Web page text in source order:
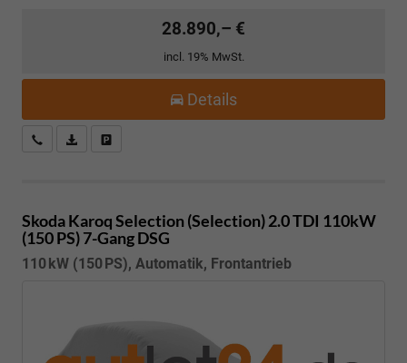
28.890,– €
incl. 19% MwSt.
Details
Kostenloser Rückruf-Service
PDF-Datei, Fahrzeugexposé drucken
Skoda KaroqSelection (Selection) 2.0 TDI 110kW
(150 PS) 7-Gang DSG
110 kW (150 PS), Automatik, Frontantrieb